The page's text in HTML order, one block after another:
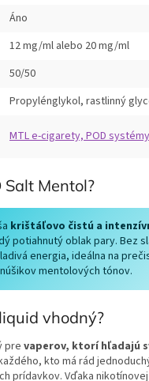
Áno
12 mg/ml alebo 20 mg/ml
50/50
Propylénglykol, rastlinný
MTL e-cigarety, POD systémy
Salt Mentol?
krištáľovo čistú a
potiahnutý oblak pary. Bez
energia, ideálna na
mentolových tónov.
vhodný?
prevaperov, ktorí hľadajú
kto má rád
prídavkov. Vďaka